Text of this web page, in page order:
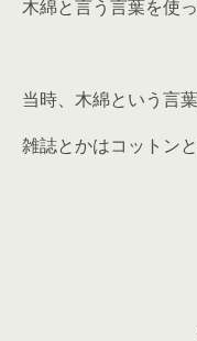
木綿と言う言葉を使っ
当時、木綿という言
雑誌とかはコットンと